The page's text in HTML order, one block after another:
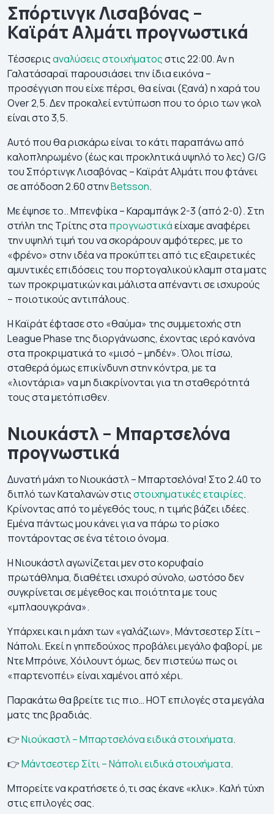
Σπόρτινγκ Λισαβόνας –
Καϊράτ Αλμάτι προγνωστικά
Τέσσεριςαναλύσεις στοιχήματοςστις 22:00. Αν η
Γαλατάσαραϊ παρουσιάσει την ίδια εικόνα –
προσέγγιση που είχε πέρσι, θα είναι (ξανά) η χαρά του
Over 2,5. Δεν προκαλεί εντύπωση που το όριο των γκολ
είναι στο 3,5.
Αυτό που θα ρισκάρω είναι το κάτι παραπάνω από
καλοπληρωμένο (έως και προκλητικά υψηλό το λες) G/G
του Σπόρτινγκ Λισαβόνας – Καϊράτ Αλμάτι που φτάνει
σε απόδοση 2.60 στηνBetsson.
Με έψησε το.. Μπενφίκα – Καραμπάγκ 2-3 (από 2-0). Στη
στήλη της Τρίτης στα προγνωστικάείχαμε αναφέρει
την υψηλή τιμή του να σκοράρουν αμφότερες, με το
«φρένο» στην ιδέα να προκύπτει από τις εξαιρετικές
αμυντικές επιδόσεις του πορτογαλικού κλαμπ στα ματς
των προκριματικών και μάλιστα απέναντι σε ισχυρούς
– ποιοτικούς αντιπάλους.
Η Καϊράτ έφτασε στο «θαύμα» της συμμετοχής στη
League Phase της διοργάνωσης, έχοντας ιερό κανόνα
στα προκριματικά το «μισό – μηδέν». Όλοι πίσω,
σταθερά όμως επικίνδυνη στην κόντρα, με τα
«λιοντάρια» να μη διακρίνονται για τη σταθερότητά
τους στα μετόπισθεν.
Νιουκάστλ – Μπαρτσελόνα
προγνωστικά
Δυνατή μάχη το Νιουκάστλ – Μπαρτσελόνα! Στο 2.40 το
διπλό των Καταλανών στιςστοιχηματικές εταιρίες.
Κρίνοντας από το μέγεθός τους, η τιμής βάζει ιδέες.
Εμένα πάντως μου κάνει για να πάρω το ρίσκο
ποντάροντας σε ένα τέτοιο όνομα.
Η Νιουκάστλ αγωνίζεται μεν στο κορυφαίο
πρωτάθλημα, διαθέτει ισχυρό σύνολο, ωστόσο δεν
συγκρίνεται σε μέγεθος και ποιότητα με τους
«μπλαουγκράνα».
Υπάρχει και η μάχη των «γαλάζιων», Μάντσεστερ Σίτι –
Νάπολι. Εκεί η γηπεδούχος προβάλει μεγάλο φαβορί, με
Ντε Μπρόινε, Χόιλουντ όμως, δεν πιστεύω πως οι
«παρτενοπέι» είναι χαμένοι από χέρι.
Παρακάτω θα βρείτε τις πιο… HOT επιλογές στα μεγάλα
ματς της βραδιάς.
👉Νιούκαστλ – Μπαρτσελόνα ειδικά στοιχήματα.
👉Μάντσεστερ Σίτι – Νάπολι ειδικά στοιχήματα.
Μπορείτε να κρατήσετε ό,τι σας έκανε «κλικ». Καλή τύχη
στις επιλογές σας.